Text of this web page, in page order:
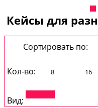
Кейсы для
Сортировать по:
Кол-во: 8 16
Вид: